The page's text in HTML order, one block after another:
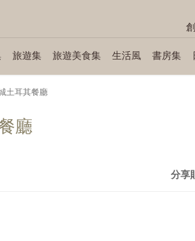
旅遊集 旅遊美食集 生活風 書房集
土耳其餐廳
廳
分享